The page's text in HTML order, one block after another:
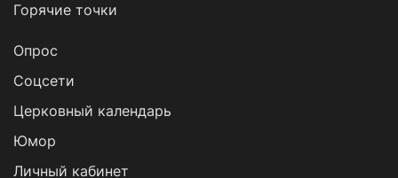
Горячие точки
Опрос
Cоцсети
Церковный календарь
Юмор
Личный кабинет